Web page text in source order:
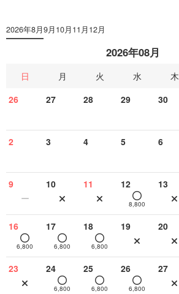
2026年8月9月 10月 11月 12月
2026年08月
日 月 火 水 木
26
27 28 29 30
2 3 4 5 6
9 10 11 12
8,800
13
16
6,800
17
6,800
18
6,800
19 20
23 24
6,800
25
6,800
26
6,800
27